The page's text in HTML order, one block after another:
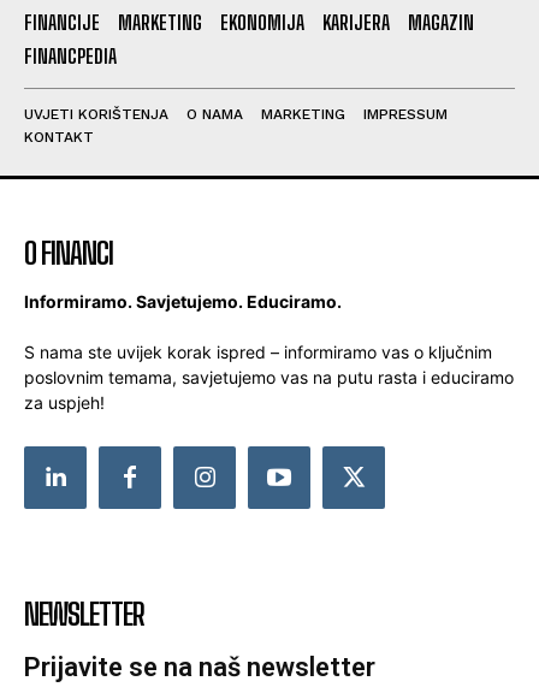
FINANCIJE MARKETING EKONOMIJA KARIJERA
MAGAZIN
FINANCPEDIA
UVJETI KORIŠTENJA O NAMA MARKETING
IMPRESSUM
KONTAKT
O FINANCI
Informiramo. Savjetujemo. Educiramo.
S nama ste uvijek korak ispred – informiramo vas o ključnim
poslovnim temama, savjetujemo vas na putu rasta i educiramo
za uspjeh!
NEWSLETTER
Prijavite se na naš newsletter